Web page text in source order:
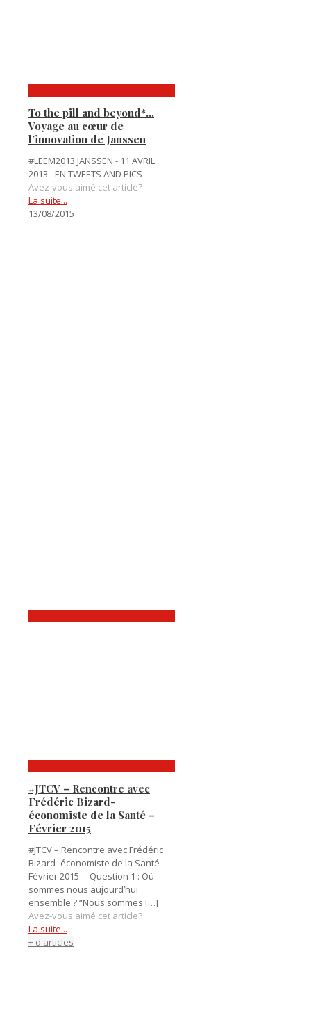
To the pill and beyond*…
Voyage au cœur de
l’innovation de Janssen
#LEEM2013 JANSSEN - 11 AVRIL
2013 - EN TWEETS AND PICS
Avez-vous aimé cet article?
La suite...
13/08/2015
#JTCV – Rencontre avec
Frédéric Bizard-
économiste de la Santé –
Février 2015
#JTCV – Rencontre avec Frédéric
Bizard- économiste de la Santé –
Février 2015 Question 1 : Où
sommes nous aujourd’hui
ensemble ? “Nous sommes […]
Avez-vous aimé cet article?
La suite...
+ d'articles